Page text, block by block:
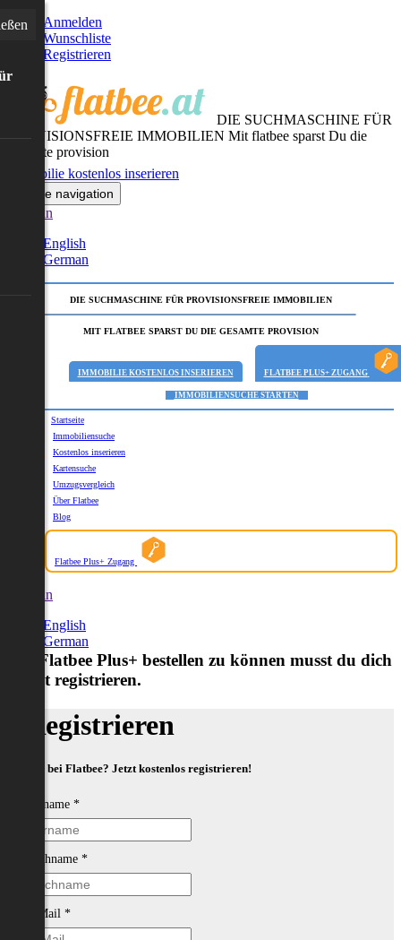
Anmelden
Wunschliste
Registrieren
DIE SUCHMASCHINE FÜR
PROVISIONSFREIE IMMOBILIEN Mit flatbee sparst Du die
gesamte provision
Immobilie kostenlos inserieren
Toggle navigation
German
English
German
DIE SUCHMASCHINE FÜR PROVISIONSFREIE IMMOBILIEN
MIT FLATBEE SPARST DU DIE GESAMTE PROVISION
IMMOBILIE KOSTENLOS INSERIEREN FLATBEE PLUS+ ZUGANG
IMMOBILIENSUCHE STARTEN
Startseite
Immobiliensuche
Kostenlos inserieren
Kartensuche
Umzugsvergleich
Über Flatbee
Blog
Flatbee Plus+ Zugang
German
English
German
Um Flatbee Plus+ bestellen zu können musst du dich
zuerst registrieren.
Registrieren
Neu bei Flatbee? Jetzt kostenlos registrieren!
Vorname *
Nachname *
E-Mail *